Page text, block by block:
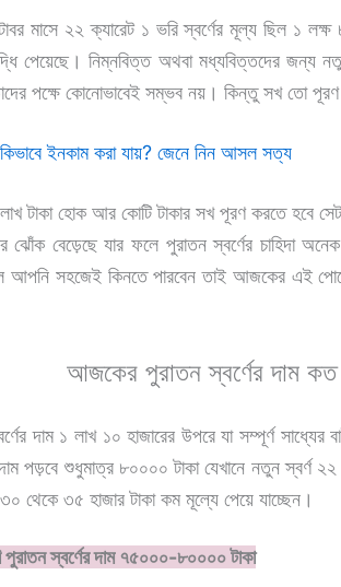
মাসে ২২ ক্যারেট ১ ভরি স্বর্ণের মূল্য ছিল ১
পেয়েছে। নিম্নবিত্ত অথবা মধ্যবিত্তদের জন্য
পক্ষে কোনোভাবেই সম্ভব নয়। কিন্তু সখ তো
ইনকাম করা যায়? জেনে নিন আসল সত্য
লাখ টাকা হোক আর কোটি টাকার সখ পূরণ করতে হবে
ঝোঁক বেড়েছে যার ফলে পুরাতন স্বর্ণের চাহিদা
সহজেই কিনতে পারবেন তাই আজকের এই
আজকের পুরাতন স্বর্ণের দাম কত
দাম ১ লাখ ১০ হাজারের উপরে যা সম্পূর্ণ
পড়বে শুধুমাত্র ৮০০০০ টাকা যেখানে নতুন স্বর্ণ
থেকে ৩৫ হাজার টাকা কম মূল্যে পেয়ে যাচ্ছেন।
স্বর্ণের দাম ৭৫০০০-৮০০০০ টাকা